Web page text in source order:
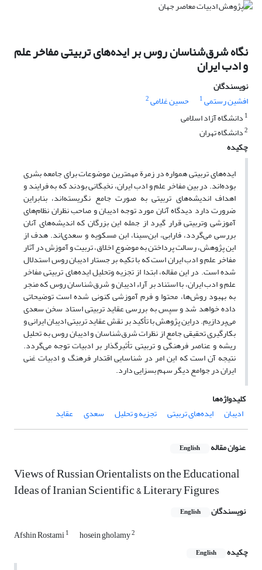
نگاه شرق‌شناسان روس بر ایده‌های تربیتی مفاخر علم
و ادب ایران
نویسندگان
افشین رستمی1 حسین غلامی2
1 دانشگاه آزاد اسلامی
2دانشگاه تهران
چکیده
ایده‌های تربیتی همواره در زمرة مهمترین موضوعات برای جامعه بشری
بوده‌اند. در بین مفاخر علم و ادب ایران، نخبگانی بودند که به فرایند و
اهداف اندیشه‌های تربیتی به صورت جامع نگریسته‌اند، بنابراین
ضرورت دارد دیدگاه آنان مورد توجه ادیبان و صاحب نظران نظام‌های
آموزشی وتربیتی قرار گیرد از جمله این بزرگان که اندیشه‌های آنان
بررسی می‌گردد، فارابی، ابن‌سینا، ابن مسکویه و سعدی‌اند. هدف از
این پژوهش، رسالت پرداختن به موضوع اخلاق، تربیت و آموزش در آثار
مفاخر علم و ادب ایران است که با تکیه بر جستار ادیبان روس استدلال
شده است. در این مقاله، ابتدا از تجزیه وتحلیل ایده‌های تربیتی مفاخر
علم و ادب ایران، با استناد بر آراء ادیبان و شرق‌شناسان روس که منجر
به بهبود روش‌ها، محتوا و فرم آموزشی کنونی شده است توضیحاتی
داده خواهد شد و سپس به بررسی عقاید تربیتی استاد سخن سعدی
می‌پردازیم. دراین پژوهش با تأکید بر نقش عقاید تربیتی ادیبان ایرانی و
بکارگیری تحقیقی جامع از نظرات شرق‌شناسان و ادیبان روس به تحلیل
ریشه و عناصر فرهنگی و تربیتی تأثیرگذار بر ادبیات توجه می‌گردد.
نتیجه آن است که این امر در شناسایی اقتدار فرهنگ و ادبیات غنی
ایران در جوامع دیگر سهم بسزایی دارد.
کلیدواژه‌ها
ادیبان
ایده‌های تربیتی تجزیه و تحلیل سعدی عقاید
عنوان مقاله English
Views of Russian Orientalists on the Educational
Ideas of Iranian Scientific & Literary Figures
نویسندگان English
Afshin Rostami1 hosein gholamy2
چکیده English